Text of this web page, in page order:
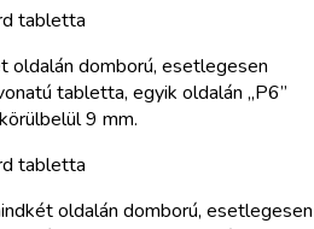
tabletta
oldalán domború, esetlegesen
tabletta, egyik oldalán „P6”
9 mm.
tabletta
oldalán domború, esetlegesen